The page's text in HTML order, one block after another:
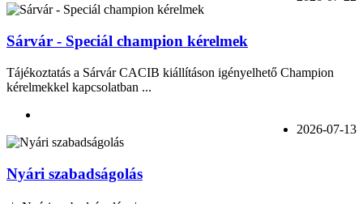
Sárvár - Speciál champion kérelmek
Tájékoztatás a Sárvár CACIB kiállításon igényelhető Champion
kérelmekkel kapcsolatban ...
2026-07-13
Nyári szabadságolás